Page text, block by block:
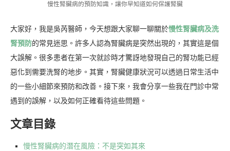
慢性腎臟病的預防知識，讓你早知道如何保護腎臟
大家好，我是吳芮醫師，今天想跟大家聊一聊關於慢性腎臟病及洗
腎預防的常見迷思。許多人認為腎臟病是突然出現的，其實這是個
大誤解。很多患者在第一次就診時才驚訝地發現自己的腎功能已經
惡化到需要洗腎的地步。其實，腎臟健康狀況可以透過日常生活中
的一些小細節來預防和改善。接下來，我會分享一些我在門診中常
遇到的誤解，以及如何正確看待這些問題。
文章目錄
慢性腎臟病的潛在風險：不是突如其來